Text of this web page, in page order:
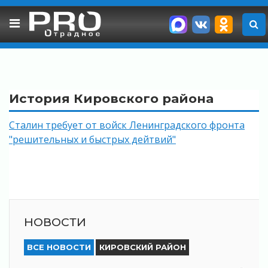
Skip
История Кировского района
Сталин требует от войск Ленинградского фронта
"решительных и быстрых дейтвий"
НОВОСТИ
ВСЕ НОВОСТИ КИРОВСКИЙ РАЙОН